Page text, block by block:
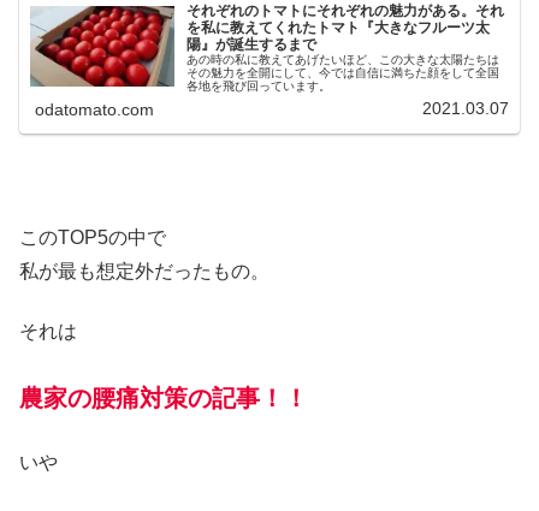
それぞれのトマトにそれぞれの魅力がある。それ
を私に教えてくれたトマト『大きなフルーツ太
陽』が誕生するまで
あの時の私に教えてあげたいほど、この大きな太陽たちは
その魅力を全開にして、今では自信に満ちた顔をして全国
各地を飛び回っています。
odatomato.com 2021.03.07
このTOP5の中で
私が最も想定外だったもの。
それは
農家の腰痛対策の記事！！
いや